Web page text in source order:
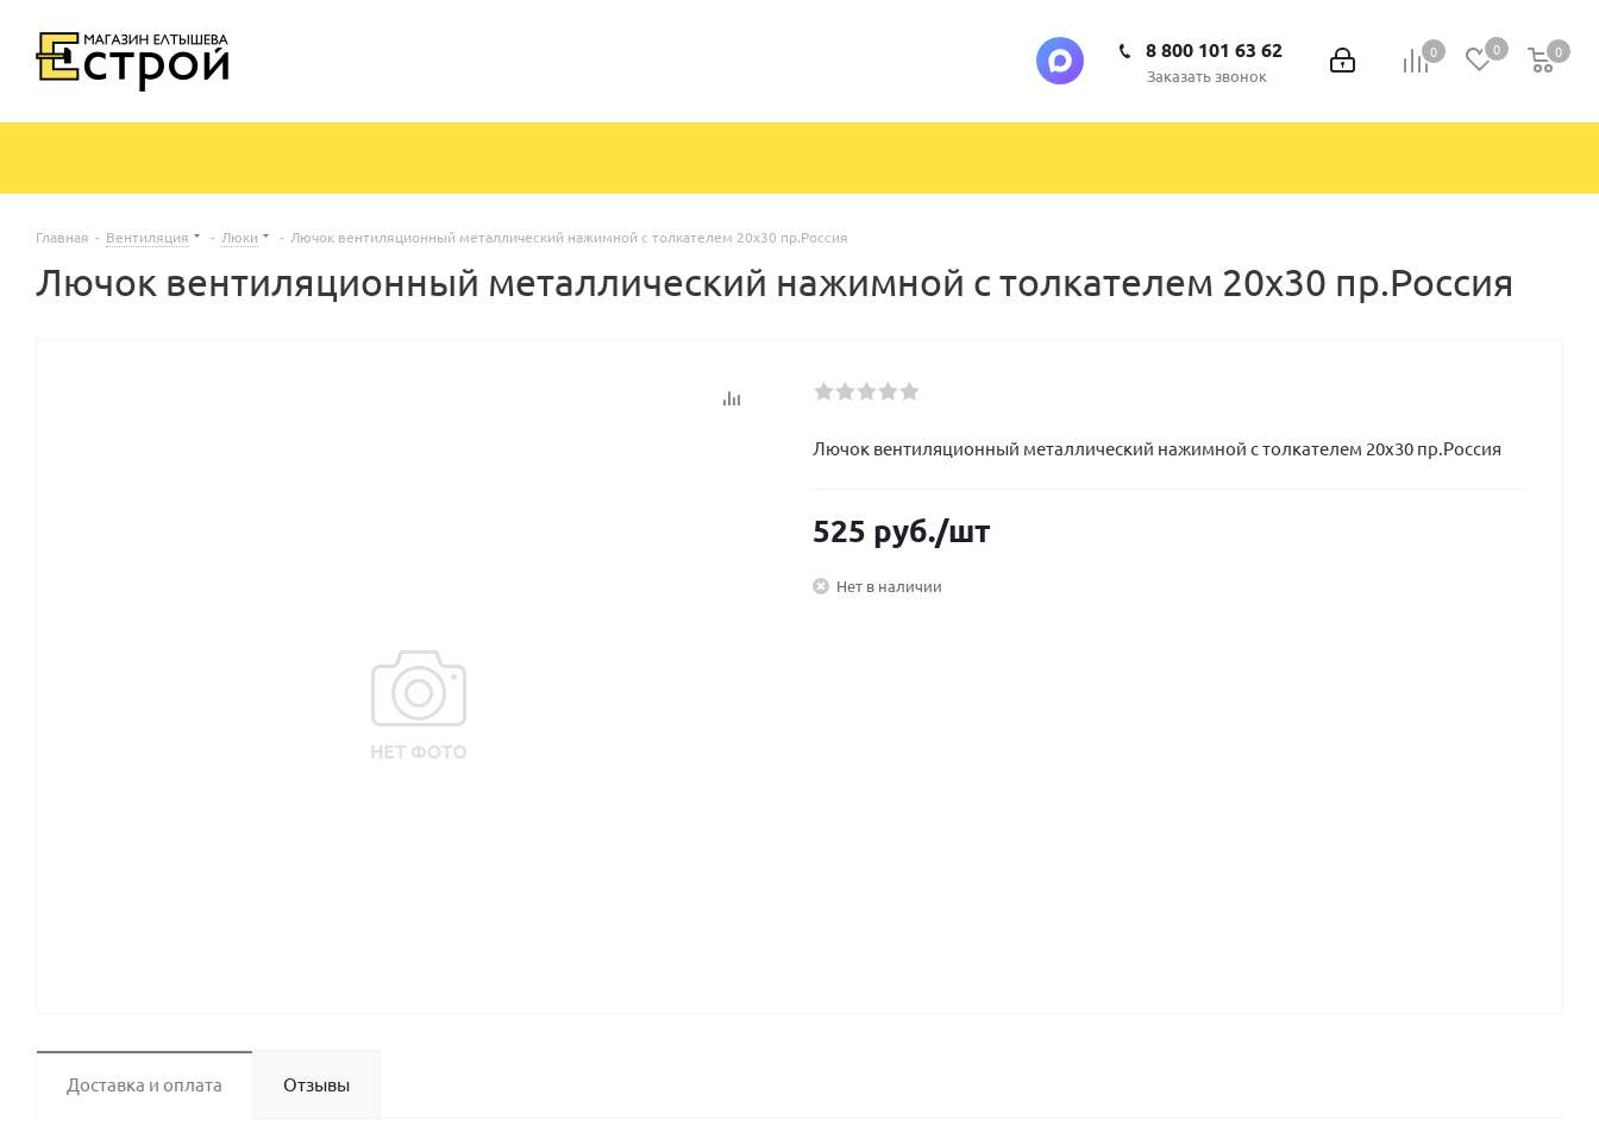
0 0 0
0
8 800 101 63 62
Заказать звонок
Главная - Вентиляция - Люки - Лючок вентиляционный металлический нажимной с толкателем 20х30 пр.Россия
Лючок вентиляционный металлический нажимной с толкателем 20х30 пр.Россия
Лючок вентиляционный металлический нажимной с толкателем 20х30 пр.Россия
525 руб./шт
Нет в наличии
Доставка и оплата Отзывы